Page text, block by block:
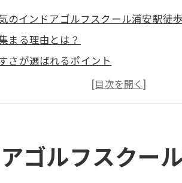
のインドアゴルフスクール浦安駅徒
まる理由とは？
さが選ばれるポイント
でも安心のサポート体制
で快適にスキルアップ
なイベントで楽しく練習
ルで通いやすいウテミルの24時間営業
ゴルフスクー